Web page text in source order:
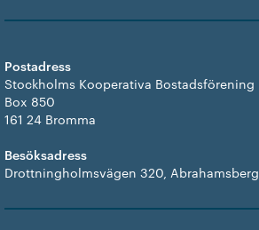
Postadress
Stockholms Kooperativa Bostadsförening
Box 850
161 24 Bromma
Besöksadress
Drottningholmsvägen 320, Abrahamsberg